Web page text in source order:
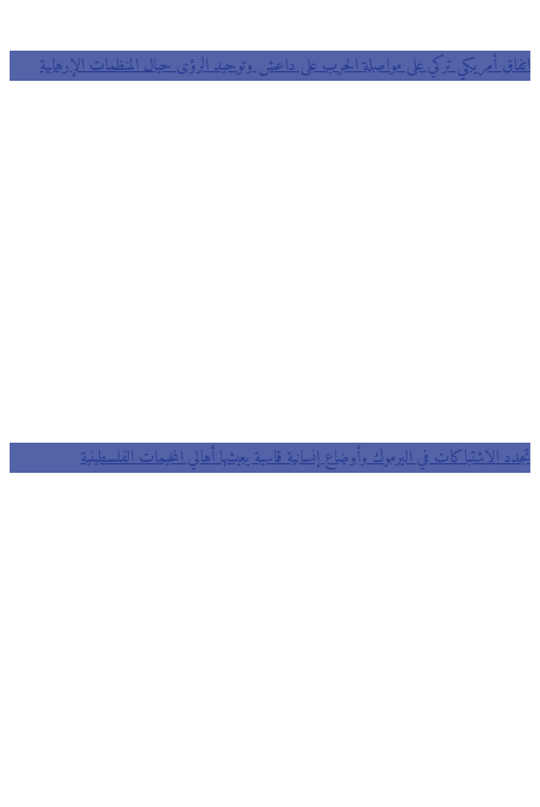
اتفاق أمريكي تركي على مواصلة الحرب على داعش وتوحيد الرؤى حيال المنظمات الإرهابية
تجدد الاشتباكات في اليرموك وأوضاع إنسانية قاسية يعيشها أهالي المخيمات الفلسطينية